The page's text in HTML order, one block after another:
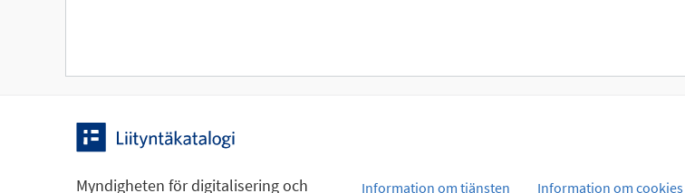
Myndigheten för digitalisering och Information om tjänsten Information om cookies